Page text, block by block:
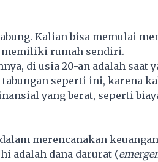
Kalian bisa memulai
rumah sendiri.
di usia 20-an adalah saat
seperti ini, karena
yang berat, seperti
merencanakan
adalah dana darurat (